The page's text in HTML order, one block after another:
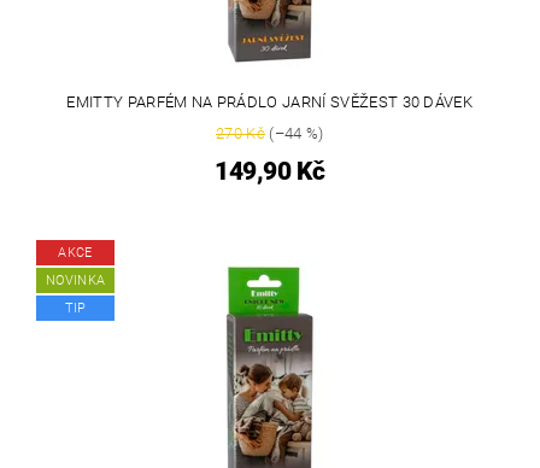
EMITTY PARFÉM NA PRÁDLO JARNÍ SVĚŽEST 30 DÁVEK
270 Kč(–44 %)
149,90 Kč
AKCE
NOVINKA
TIP